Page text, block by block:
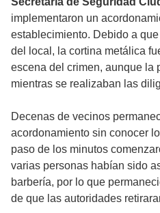
implementaron un
establecimiento. Debido a
del local, la cortina metálica
escena del crimen, aunque la
mientras se realizaban las
Decenas de vecinos
acordonamiento sin conocer
paso de los minutos
varias personas habían sido
barbería, por lo que
de que las autoridades